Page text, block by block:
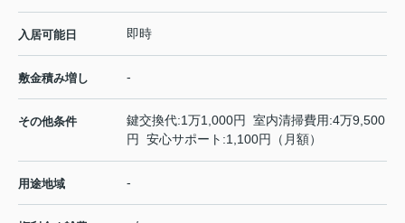
入居可能日 即時
敷金積み増し -
その他条件
鍵交換代:1万1,000円 室内清掃費用:4万9,500
円 安心サポート:1,100円（月額）
用途地域 -